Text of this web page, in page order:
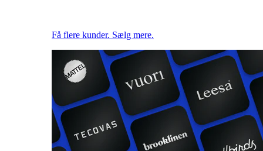
Få flere kunder. Sælg mere.